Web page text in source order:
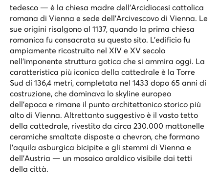
tedesco — è la chiesa madre dell'Arcidiocesi cattolica
romana di Vienna e sede dell'Arcivescovo di Vienna. Le
sue origini risalgono al 1137, quando la prima chiesa
romanica fu consacrata su questo sito. L'edificio fu
ampiamente ricostruito nel XIV e XV secolo
nell'imponente struttura gotica che si ammira oggi. La
caratteristica più iconica della cattedrale è la Torre
Sud di 136,4 metri, completata nel 1433 dopo 65 anni di
costruzione, che dominava lo skyline europeo
dell'epoca e rimane il punto architettonico storico più
alto di Vienna. Altrettanto suggestivo è il vasto tetto
della cattedrale, rivestito da circa 230.000 mattonelle
ceramiche smaltate disposte a chevron, che formano
l'aquila asburgica bicipite e gli stemmi di Vienna e
dell'Austria — un mosaico araldico visibile dai tetti
della città.